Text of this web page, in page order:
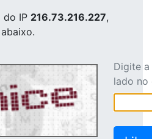
do IP 216.73.216.227,
Digite
lado no